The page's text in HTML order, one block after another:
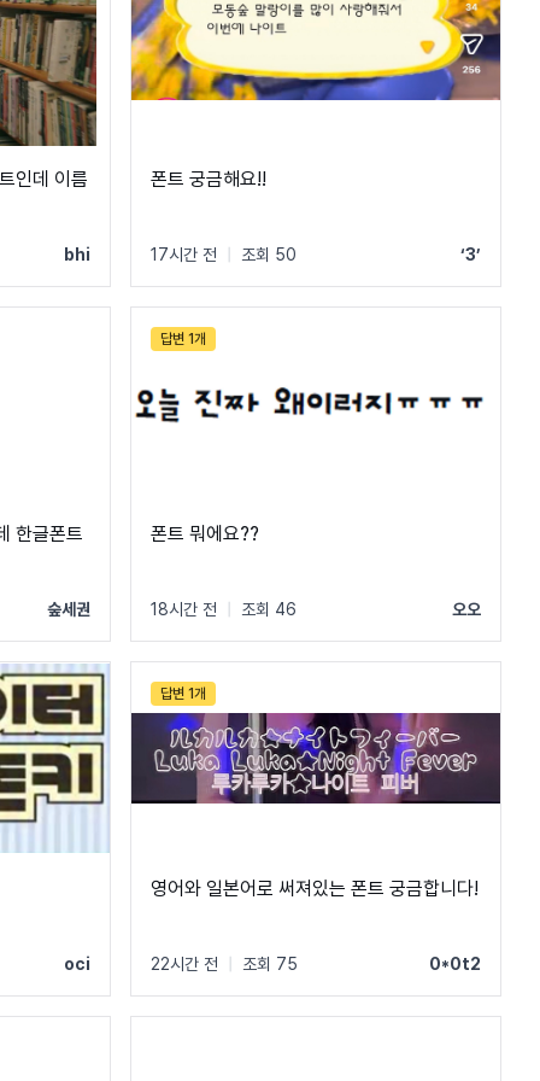
인데 이름
bhi
폰트 궁금해요!!
17시간 전 조회 50 ‘3’
한글폰트
숲세권
답변 1개
폰트 뭐에요??
18시간 전 조회 46 오오
oci
답변 1개
영어와 일본어로 써져있는 폰트 궁금합니다!
22시간 전 조회 75 0*0t2